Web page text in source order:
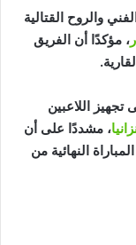
والروح القتالية
، مؤكدًا أن الفريق
اللاعبين
، مشددًا على أن
النهائية من